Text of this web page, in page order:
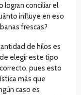
logran conciliar el
influye en eso
frescas?
de hilos es
elegir este tipo
pues esto
más que
caso es